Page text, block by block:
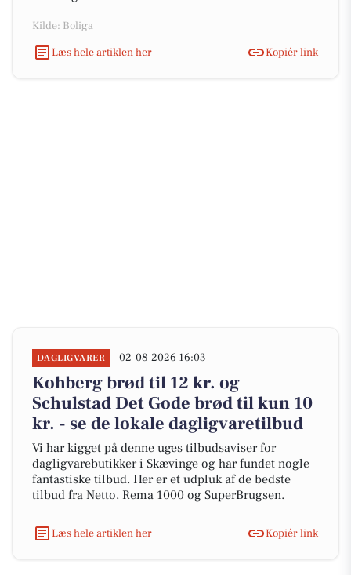
Kilde: Boliga
Læs hele artiklen her
Kopiér link
DAGLIGVARER 02-08-2026 16:03
Kohberg brød til 12 kr. og
Schulstad Det Gode brød til kun 10
kr. - se de lokale dagligvaretilbud
Vi har kigget på denne uges tilbudsaviser for
dagligvarebutikker i Skævinge og har fundet nogle
fantastiske tilbud. Her er et udpluk af de bedste
tilbud fra Netto, Rema 1000 og SuperBrugsen.
Læs hele artiklen her Kopiér link